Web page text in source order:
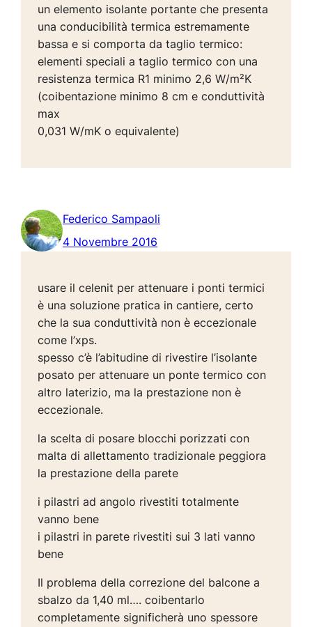
un elemento isolante portante che presenta
una conducibilità termica estremamente
bassa e si comporta da taglio termico:
elementi speciali a taglio termico con una
resistenza termica R1 minimo 2,6 W/m²K
(coibentazione minimo 8 cm e conduttività
max
0,031 W/mK o equivalente)
Federico Sampaoli
4 Novembre 2016
usare il celenit per attenuare i ponti termici
è una soluzione pratica in cantiere, certo
che la sua conduttività non è eccezionale
come l’xps.
spesso c’è l’abitudine di rivestire l’isolante
posato per attenuare un ponte termico con
altro laterizio, ma la prestazione non è
eccezionale.
la scelta di posare blocchi porizzati con
malta di allettamento tradizionale peggiora
la prestazione della parete
i pilastri ad angolo rivestiti totalmente
vanno bene
i pilastri in parete rivestiti sui 3 lati vanno
bene
Il problema della correzione del balcone a
sbalzo da 1,40 ml…. coibentarlo
completamente significherà uno spessore